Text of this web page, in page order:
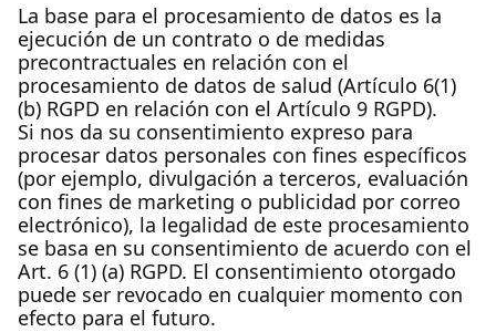
La base para el procesamiento de datos es la
ejecución de un contrato o de medidas
precontractuales en relación con el
procesamiento de datos de salud (Artículo 6(1)
(b) RGPD en relación con el Artículo 9 RGPD).
Si nos da su consentimiento expreso para
procesar datos personales con fines específicos
(por ejemplo, divulgación a terceros, evaluación
con fines de marketing o publicidad por correo
electrónico), la legalidad de este procesamiento
se basa en su consentimiento de acuerdo con el
Art. 6 (1) (a) RGPD. El consentimiento otorgado
puede ser revocado en cualquier momento con
efecto para el futuro.